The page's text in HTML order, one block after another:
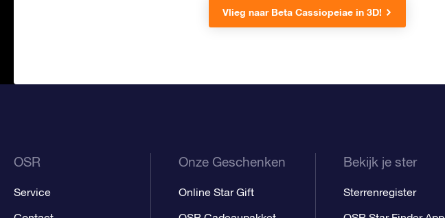
Vlieg naar Beta Cassiopeiae in 3D!
OSR
Service
Onze Geschenken
Online Star Gift
Bekijk je ster
Sterrenregister